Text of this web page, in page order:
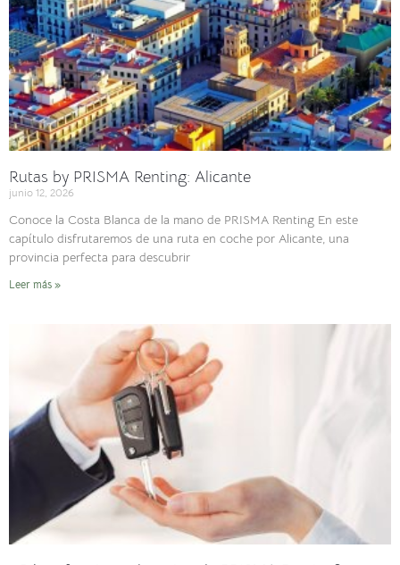
Rutas by PRISMA Renting: Alicante
junio 12, 2026
Conoce la Costa Blanca de la mano de PRISMA Renting En este
capítulo disfrutaremos de una ruta en coche por Alicante, una
provincia perfecta para descubrir
Leer más »